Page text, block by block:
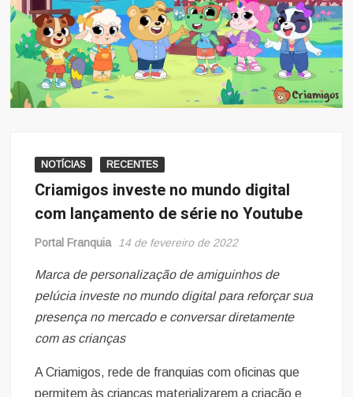
NOTÍCIAS RECENTES
Criamigos investe no mundo digital
com lançamento de série no Youtube
Portal Franquia 14 de fevereiro de 2022
Marca de personalização de amiguinhos de
pelúcia investe no mundo digital para reforçar sua
presença no mercado e conversar diretamente
com as crianças
A Criamigos, rede de franquias com oficinas que
permitem às crianças materializarem a criação e